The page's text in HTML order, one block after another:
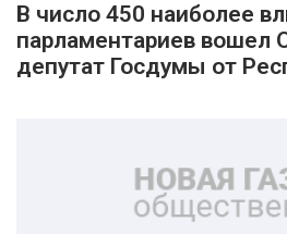
В число 450 наиболее
парламентариев вошел
депутат Госдумы от